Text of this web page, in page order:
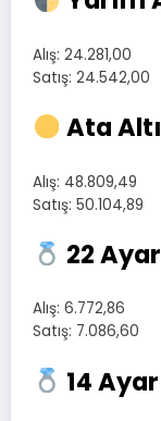
Alış: 24.281,00
Satış: 24.542,00
Ata
Alış: 48.809,49
Satış: 50.104,89
22
Alış: 6.772,86
Satış: 7.086,60
14